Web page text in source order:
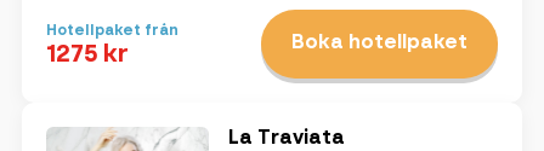
Hotellpaket från
1275 kr Boka hotellpaket
La Traviata